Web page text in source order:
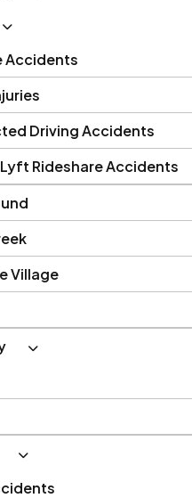
Accidents
Driving Accidents
Lyft Rideshare Accidents
Village